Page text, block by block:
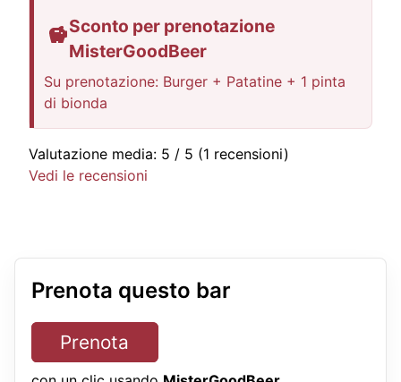
Sconto per prenotazione
MisterGoodBeer
Su prenotazione: Burger + Patatine + 1 pinta
di bionda
Valutazione media: 5 / 5 (1 recensioni)
Vedi le recensioni
Prenota questo bar
Prenota